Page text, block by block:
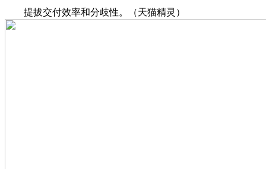
提拔交付效率和分歧性。（天猫精灵）